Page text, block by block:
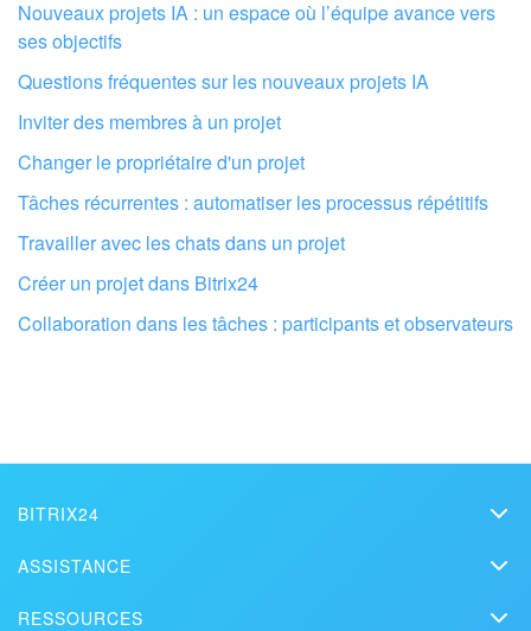
Faites configurer votre compte Bitrix24
par des professionnels locaux
Nouveaux projets IA : un espace où l’équipe avance vers
ses objectifs
Questions fréquentes sur les nouveaux projets IA
Inviter des membres à un projet
Changer le propriétaire d'un projet
Tâches récurrentes : automatiser les processus répétitifs
Travailler avec les chats dans un projet
Créer un projet dans Bitrix24
Collaboration dans les tâches : participants et observateurs
BITRIX24
Kit presse
ASSISTANCE
RESSOURCES